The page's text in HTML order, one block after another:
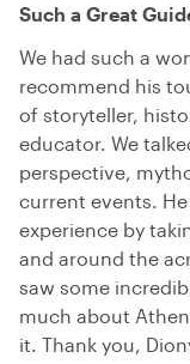
Such a Great
We had such a
recommend his
of storyteller,
educator. We
perspective,
current events.
experience by
and around the
saw some
much about
it. Thank you,